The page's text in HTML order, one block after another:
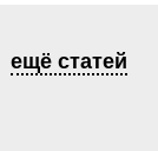
ещё статей